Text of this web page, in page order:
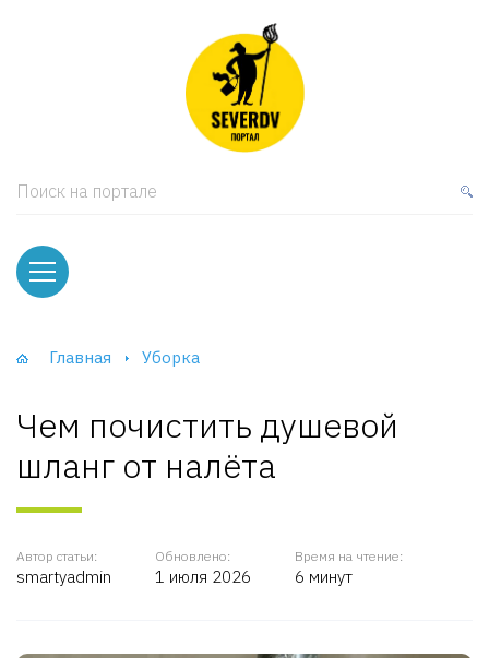
Поиск на портале
Главная Уборка
Чем почистить душевой
шланг от налёта
Автор статьи:
smartyadmin
Обновлено:
1 июля 2026
Время на чтение:
6 минут
и тумбы